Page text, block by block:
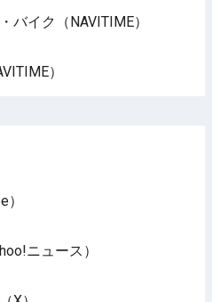
バイク（NAVITIME）
）
ニュース）